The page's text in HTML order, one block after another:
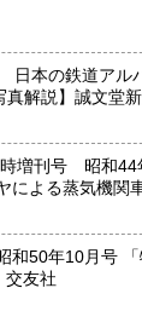
さい。
カルチャー、
日本の鉄道アル
解説】誠文堂
時増刊号 昭和
による蒸気機関
和50年10月号
交友社